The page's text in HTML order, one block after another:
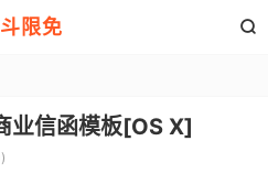
限免 
信函模板[OS X]